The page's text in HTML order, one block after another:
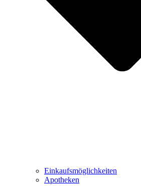
Einkaufsmöglichkeiten
Apotheken